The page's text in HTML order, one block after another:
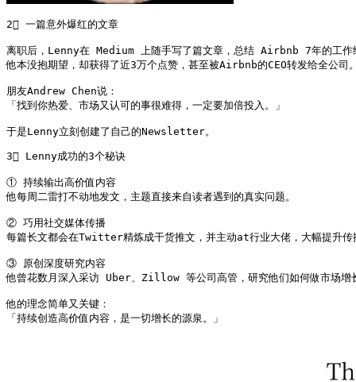
2⃣ 一篇意外爆红的文章
离职后，Lenny在 Medium 上随手写了篇文章，总结 Airbnb 7年的工作
他本没抱期望，却获得了近3万个点赞，甚至被Airbnb的CEO转发给全公司
朋友Andrew Chen说：
「找到你热爱、市场又认可的事很难得，一定要加倍投入。」
于是Lenny立刻创建了自己的Newsletter。
3⃣ Lenny成功的3个秘诀
① 持续输出高价值内容
他每周二雷打不动地发文，主题直接来自读者遇到的真实问题。
② 巧用社交媒体传播
每篇长文都会在Twitter精炼成干货推文，并主动at行业大佬，大幅提升传
③ 原创深度研究内容
他曾花数月深入采访 Uber、Zillow 等公司高管，研究他们如何做市场增
他的理念简单又关键：
「持续创造高价值内容，是一切增长的源泉。」